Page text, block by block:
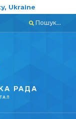
Ukraine
Пошук...
РАДА